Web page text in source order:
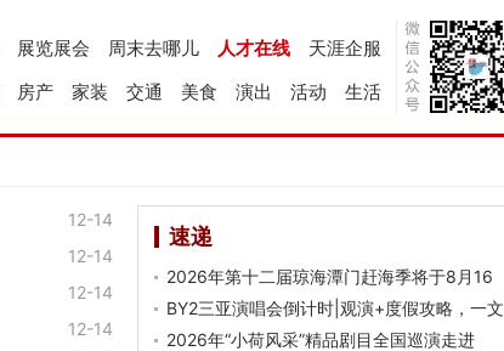
天涯企服
人才在线
周末去哪儿
展览展会
生活
活动
演出
美食
交通
家装
房产
12-14
12-14
12-14
12-14
速递
2026年第十二届琼海潭门赶海季将于8月16
BY2三亚演唱会倒计时|观演+度假攻略，一文
2026年“小荷风采”精品剧目全国巡演走进